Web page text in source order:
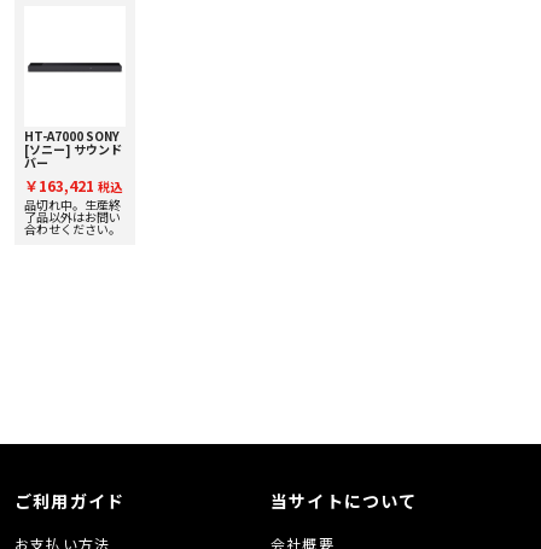
・ Wireless Dolby Atmos® Soundbar
・ 50 mm ウォーブン・グラスファイバーコーン・アトモスドライブユニット
x2
・ 100 mm ロープロファイル・バスユニット x 2
〇 周波数レスポンス 43 Hz- 48 kHz
〇 出力電力 400 W
〇 入力電圧 100 V - 240 V, 50/60 Hz
〇 定格消費電力 2W未満（スタンバイ時）*
〇 外形寸法 幅:1210 mm 高さ: 65 mm 奥行き: 140 mm
〇 重量 6.5 kg
HT-A7000 SONY
[ソニー] サウンド
バー
￥163,421 税込
品切れ中。生産終
了品以外はお問い
合わせください。
ご利用ガイド
お支払い方法
当サイトについて
会社概要